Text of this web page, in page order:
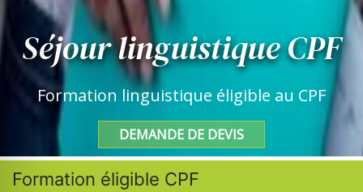
Séjour linguistique CPF
Formation linguistique éligible au CPF
DEMANDE DE DEVIS
Formation éligible CPF